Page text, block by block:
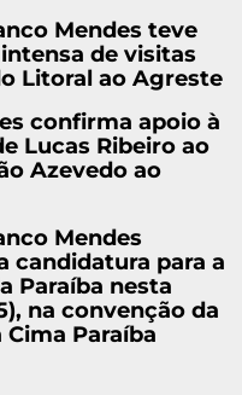
Mendes teve
de visitas
Litoral ao Agreste
confirma apoio à
Lucas Ribeiro ao
Azevedo ao
Mendes
candidatura para a
Paraíba nesta
na convenção da
Paraíba